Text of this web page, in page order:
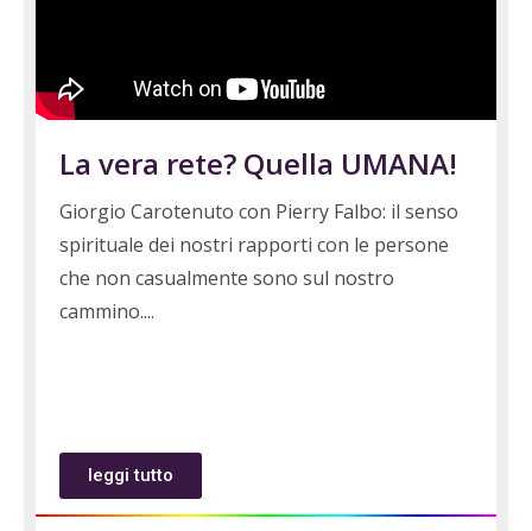
La vera rete? Quella UMANA!
Giorgio Carotenuto con Pierry Falbo: il senso
spirituale dei nostri rapporti con le persone
che non casualmente sono sul nostro
cammino.
leggi tutto